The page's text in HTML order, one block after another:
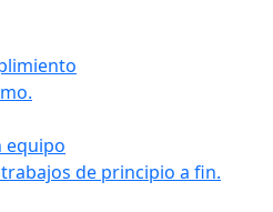
equipo
de principio a fin.